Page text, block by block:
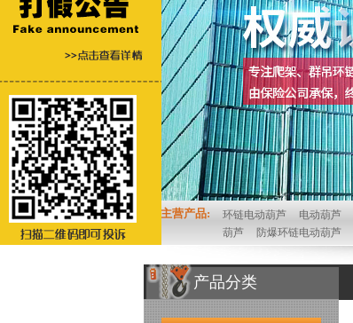
主营产品: 环链电动葫芦 电动葫芦
葫芦
防爆环链电动葫芦
产品分类